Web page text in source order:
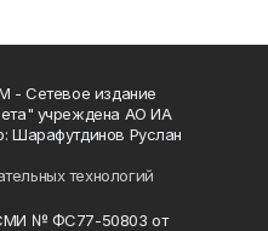
- Сетевое издание
учреждена АО ИА
Шарафутдинов Руслан
технологий
СМИ № ФС77-50803 от